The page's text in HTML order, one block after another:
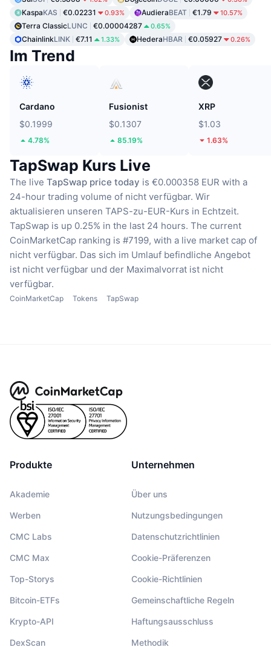
KaspaKAS €0.02231 0.93% AudieraBEAT €1.79 10.57%
Terra ClassicLUNC €0.00004287 0.65%
ChainlinkLINK €7.11 1.33% HederaHBAR €0.05927 0.26%
Im Trend
Cardano
$0.1999
4.78%
Fusionist
$0.1307
85.19%
XRP
$1.03
1.63%
TapSwap Kurs Live
The live TapSwap price today is €0.000358 EUR with a
24-hour trading volume of nicht verfügbar. Wir
aktualisieren unseren TAPS-zu-EUR-Kurs in Echtzeit.
TapSwap is up 0.25% in the last 24 hours. The current
CoinMarketCap ranking is #7199, with a live market cap of
nicht verfügbar. Das sich im Umlauf befindliche Angebot
ist nicht verfügbar und der Maximalvorrat ist nicht
verfügbar.
CoinMarketCap Tokens TapSwap
Produkte
Akademie
Werben
CMC Labs
CMC Max
Top-Storys
Bitcoin-ETFs
Krypto-API
DexScan
Unternehmen
Über uns
Nutzungsbedingungen
Datenschutzrichtlinien
Cookie-Präferenzen
Cookie-Richtlinien
Gemeinschaftliche Regeln
Haftungsausschluss
Methodik